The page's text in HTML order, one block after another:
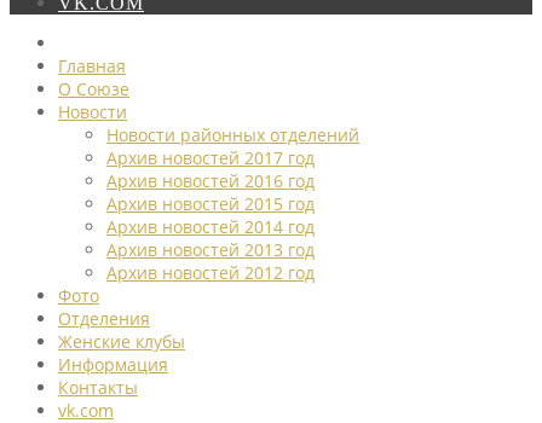
Главная
О Союзе
Новости
Новости районных отделений
Архив новостей 2017 год
Архив новостей 2016 год
Архив новостей 2015 год
Архив новостей 2014 год
Архив новостей 2013 год
Архив новостей 2012 год
Фото
Отделения
Женские клубы
Информация
Контакты
vk.com